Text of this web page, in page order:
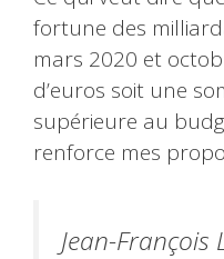
fortune des
mars 2020 et
d’euros soit une
supérieure au
renforce mes
Jean-François